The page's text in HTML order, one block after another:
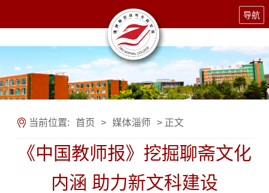
导航
当前位置: 首页 > 媒体淄师 > 正文
《中国教师报》挖掘聊斋文化
内涵 助力新文科建设